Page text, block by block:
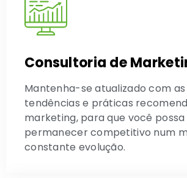
Consultoria de
Mantenha-se atualizado com
tendências e práticas
marketing, para que você possa
permanecer competitivo num
constante evolução.